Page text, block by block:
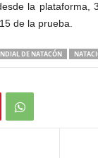
la plataforma,
de la prueba.
DE NATACÓN